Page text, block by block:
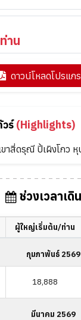
าน
ดาวน์โหลดโปรแก
วร์(Highlights)
ขาสี่ดรุณี ปี้เผิงโกว
ช่วงเวลาเดิ
ผู้ใหญ่เริ่มต้น/ท่าน
กุมภาพันธ์ 2569
18,888
มีนาคม 2569